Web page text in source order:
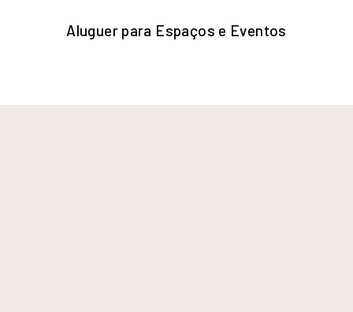
Aluguer para Espaços e Eventos